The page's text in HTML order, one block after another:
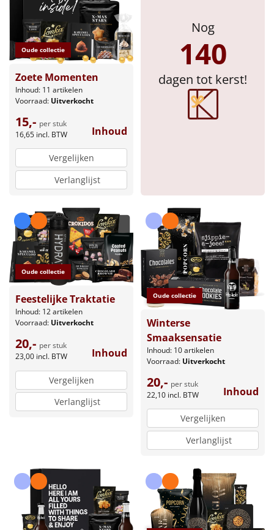
Doe het zelf
Sinterklaaspakketten
Particulier
Kerstgeschenken 2026
Relatiegeschenken
Cadeaubon
Per stuk
Alle overige
Oude collectie
Zoete Momenten
Inhoud: 11 artikelen
Voorraad: Uitverkocht
15,- per stuk
16,65 incl. BTW Inhoud
Vergelijken
Verlanglijst
Nog
140
dagen tot kerst!
Oude collectie
Feestelijke Traktatie
Inhoud: 12 artikelen
Voorraad: Uitverkocht
20,- per stuk
23,00 incl. BTW Inhoud
Vergelijken
Verlanglijst
Oude collectie
Winterse
Smaaksensatie
Inhoud: 10 artikelen
Voorraad: Uitverkocht
20,- per stuk
22,10 incl. BTW Inhoud
Vergelijken
Verlanglijst